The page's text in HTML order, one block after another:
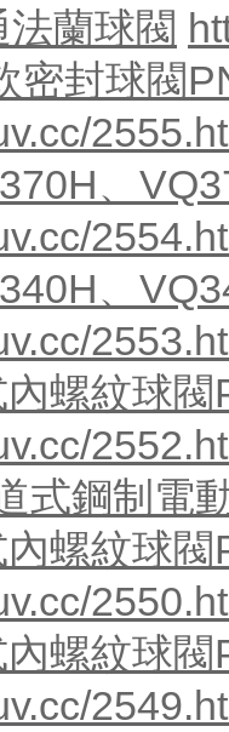
蘭球閥
密封球閥
、
、
螺紋球
式鋼制電
螺紋球
螺紋球